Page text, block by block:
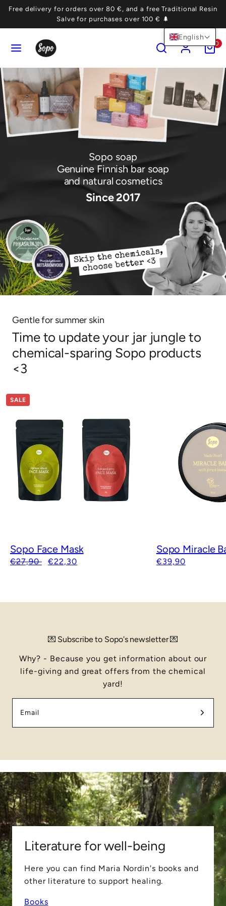
Skip
content
Free delivery for orders over 80 €, and a free Traditional Resin
Salve for purchases over 100 € 🌲
SEARCHACCOUNTVIEW
MY
CART
0
Sopo soap
Genuine Finnish bar soap
and natural cosmetics
Since 2017
Gentle for summer skin
Time to update your jar jungle to
chemical-sparing Sopo products
<3
SALE
Sopo Face Mask
Regular
€27,90
Sale
€22,30
Sopo Miracle
Regular
€39,90
💌 Subscribe to Sopo's newsletter 💌
Why? - Because you get information about our
life-giving and great offers from the chemical
yard!
Email
Literature for well-being
Here you can find Maria Nordin's books and
other literature to support healing.
Books
English